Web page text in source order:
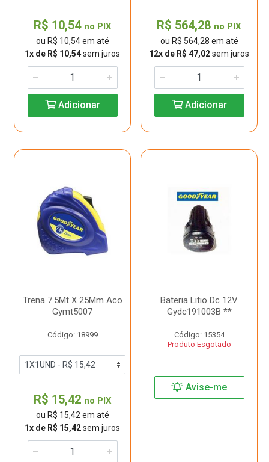
R$ 10,54 no PIX
ou R$ 10,54 em até
1x de R$ 10,54sem juros
Adicionar
R$ 564,28 no PIX
ou R$ 564,28 em até
12x de R$ 47,02sem juros
Adicionar
Trena 7.5Mt X 25Mm Aco
Gymt5007
Código: 18999
R$ 15,42 no PIX
ou R$ 15,42 em até
1x de R$ 15,42sem juros
Bateria Litio Dc 12V
Gydc191003B **
Código: 15354
Produto Esgotado
Avise-me